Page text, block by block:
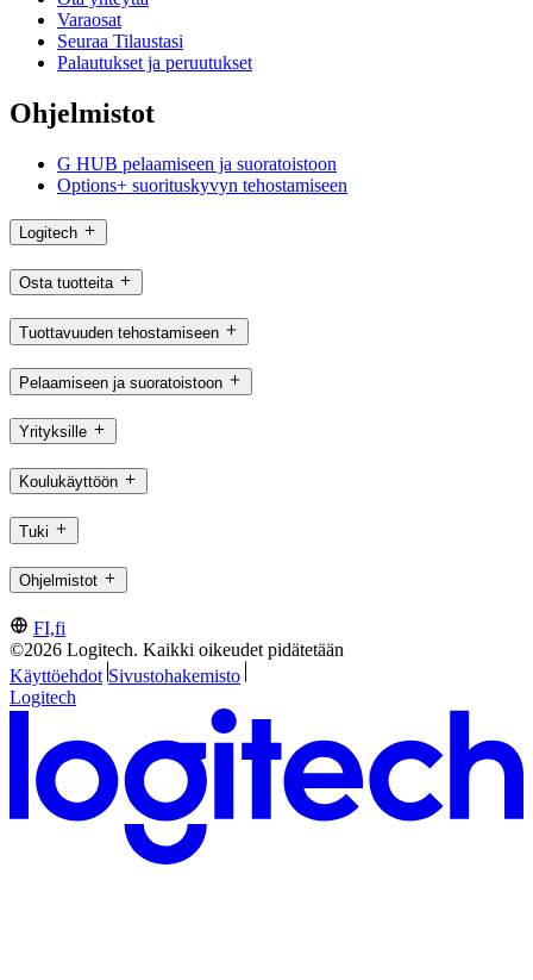
Varaosat
Seuraa Tilaustasi
Palautukset ja peruutukset
Ohjelmistot
G HUB pelaamiseen ja suoratoistoon
Options+ suorituskyvyn tehostamiseen
Logitech
Osta tuotteita
Tuottavuuden tehostamiseen
Pelaamiseen ja suoratoistoon
Yrityksille
Koulukäyttöön
Tuki
Ohjelmistot
FI,fi
©2026 Logitech. Kaikki oikeudet pidätetään
Käyttöehdot Sivustohakemisto
Logitech